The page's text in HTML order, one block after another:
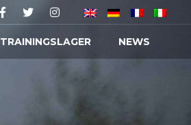
TRAININGSLAGER NEWS